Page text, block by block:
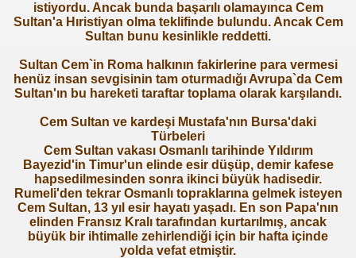
istiyordu. Ancak bunda başarılı olamayınca Cem
Sultan'a Hıristiyan olma teklifinde bulundu. Ancak Cem
Sultan bunu kesinlikle reddetti.
Sultan Cem`in Roma halkının fakirlerine para vermesi
henüz insan sevgisinin tam oturmadığı Avrupa`da Cem
Sultan'ın bu hareketi taraftar toplama olarak karşılandı.
Cem Sultan ve kardeşi Mustafa'nın Bursa'daki
Türbeleri
Cem Sultan vakası Osmanlı tarihinde Yıldırım
Bayezid'in Timur'un elinde esir düşüp, demir kafese
hapsedilmesinden sonra ikinci büyük hadisedir.
Rumeli'den tekrar Osmanlı topraklarına gelmek isteyen
Cem Sultan, 13 yıl esir hayatı yaşadı. En son Papa'nın
elinden Fransız Kralı tarafından kurtarılmış, ancak
büyük bir ihtimalle zehirlendiği için bir hafta içinde
yolda vefat etmiştir.